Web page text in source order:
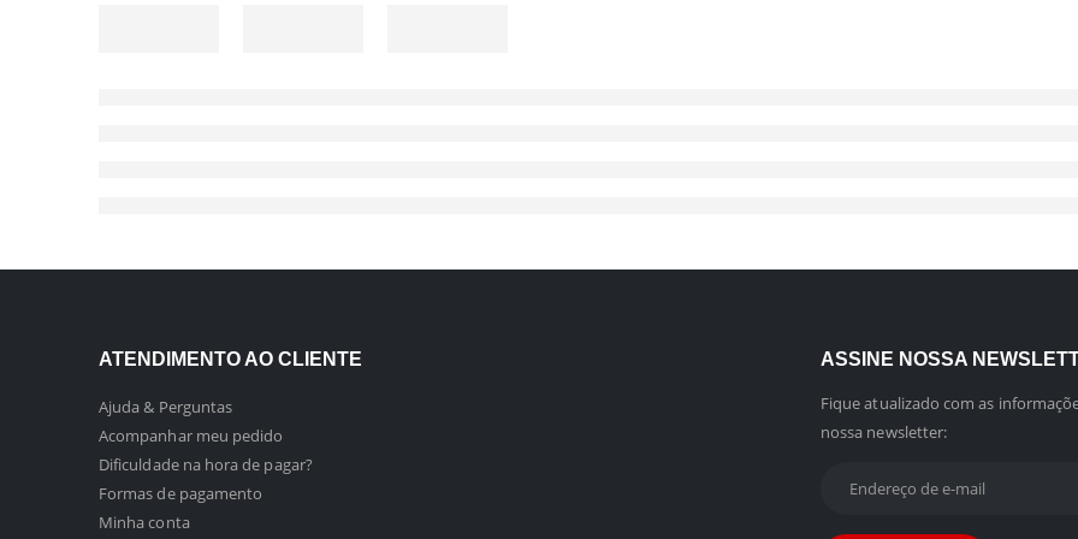
ATENDIMENTO AO CLIENTE
Ajuda & Perguntas
Acompanhar meu pedido
Dificuldade na hora de pagar?
Formas de pagamento
Minha conta
ASSINE NOSSA
Fique atualizado com as
nossa newsletter: